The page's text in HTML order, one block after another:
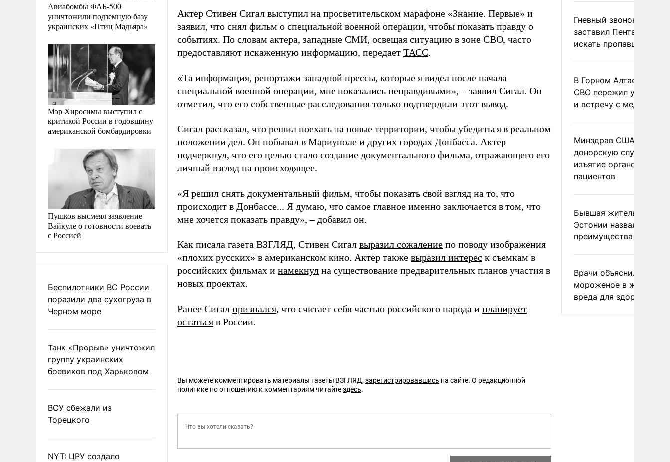
Авиабомбы ФАБ-500
уничтожили подземную базу
украинских «Птиц Мадьяра»
Мэр Хиросимы выступил с
критикой России в годовщину
американской бомбардировки
Пушков высмеял заявление
Вайкуле о готовности воевать
с Россией
Беспилотники ВС России
поразили два сухогруза в
Черном море
Танк «Прорыв» уничтожил
группу украинских
боевиков под Харьковом
ВСУ сбежали из
Торецкого
NYT: ЦРУ создало
Актер Стивен Сигал выступил на просветительском марафоне «Знание. Первые» и
заявил, что снял фильм о специальной военной операции, чтобы показать правду о
событиях. По словам актера, западные СМИ, освещая ситуацию в зоне СВО, часто
предоставляют искаженную информацию, передает ТАСС.
«Та информация, репортажи западной прессы, которые я видел после начала
специальной военной операции, мне показались неправдивыми», – заявил Сигал. Он
отметил, что его собственные расследования только подтвердили этот вывод.
Сигал рассказал, что решил поехать на новые территории, чтобы убедиться в реальном
положении дел. Он побывал в Мариуполе и других городах Донбасса. Актер
подчеркнул, что его целью стало создание документального фильма, отражающего его
личный взгляд на происходящее.
«Я решил снять документальный фильм, чтобы показать свой взгляд на то, что
происходит в Донбассе... Я думаю, что самое главное именно заключается в том, что
мне хочется показать правду», – добавил он.
Как писала газета ВЗГЛЯД, Стивен Сигал выразил сожаление по поводу изображения
«плохих русских» в американском кино. Актер также выразил интерес к съемкам в
российских фильмах и намекнул на существование предварительных планов участия в
новых проектах.
Ранее Сигал признался, что считает себя частью российского народа и планирует
остаться в России.
Вы можете комментировать материалы газеты ВЗГЛЯД, зарегистрировавшись на сайте. О редакционной
политике по отношению к комментариям читайтездесь.
Гневный звонок Трампа
заставил Пентагон
искать пропавшие
В Горном Алтае
СВО пережил удар
и встречу с медведем
Минздрав США закрыл
донорскую службу за
изъятие органов живых
пациентов
Бывшая жительница
Эстонии назвала
преимущества России
Врачи объяснили, как
мороженое в жару без
вреда для здоровья